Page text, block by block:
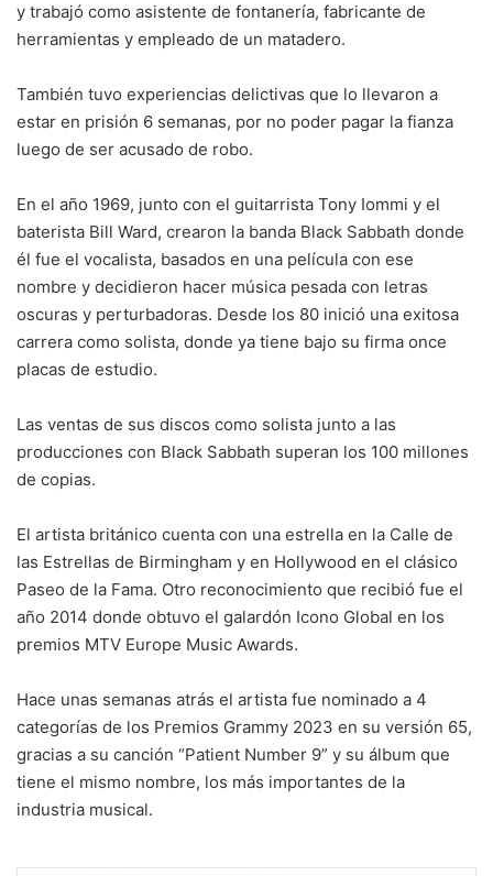
y trabajó como asistente de fontanería, fabricante de
herramientas y empleado de un matadero.
También tuvo experiencias delictivas que lo llevaron a
estar en prisión 6 semanas, por no poder pagar la fianza
luego de ser acusado de robo.
En el año 1969, junto con el guitarrista Tony Iommi y el
baterista Bill Ward, crearon la banda Black Sabbath donde
él fue el vocalista, basados en una película con ese
nombre y decidieron hacer música pesada con letras
oscuras y perturbadoras. Desde los 80 inició una exitosa
carrera como solista, donde ya tiene bajo su firma once
placas de estudio.
Las ventas de sus discos como solista junto a las
producciones con Black Sabbath superan los 100 millones
de copias.
El artista británico cuenta con una estrella en la Calle de
las Estrellas de Birmingham y en Hollywood en el clásico
Paseo de la Fama. Otro reconocimiento que recibió fue el
año 2014 donde obtuvo el galardón Icono Global en los
premios MTV Europe Music Awards.
Hace unas semanas atrás el artista fue nominado a 4
categorías de los Premios Grammy 2023 en su versión 65,
gracias a su canción “Patient Number 9” y su álbum que
tiene el mismo nombre, los más importantes de la
industria musical.